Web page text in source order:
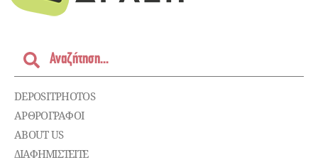
DEPOSITPHOTOS
ΑΡΘΡΟΓΡΑΦΟΙ
ABOUT US
ΔΙΑΦΗΜΙΣΤΕΊΤΕ